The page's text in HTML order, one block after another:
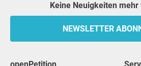
Keine Neuigkeiten
NEWSLETTER